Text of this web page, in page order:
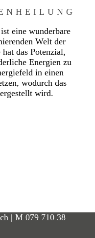
eine wunderbare
Welt der
das Potenzial,
Energien zu
in einen
wodurch das
wird.
| M 079 710 38